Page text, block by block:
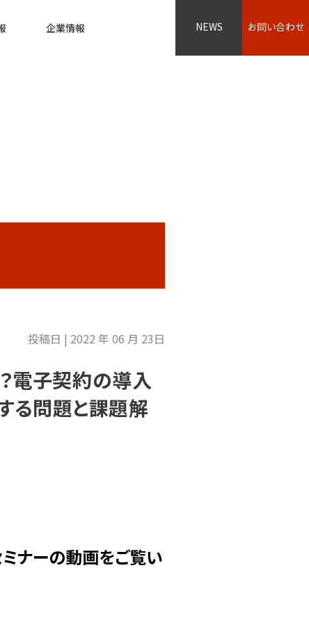
企業情報 NEWS お問い合わせ
投稿日 | 2022 年 06 月 23日
電子契約の導入
る問題と課題解
ミナーの動画をご覧い